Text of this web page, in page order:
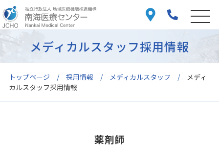
トップページ 採用情報 メディカルスタッフ
メディ
カルスタッフ採用情報
メディカルスタッフ採用情報
薬剤師